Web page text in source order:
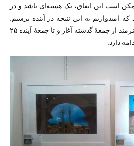
است این اتفاق، یک هسته‌ای باشد و در
امیدواریم به این نتیجه در آینده برسیم.
اولین گالری عکس این دو هنرمند از جمعهٔ گذشته آغاز و تا جمعهٔ آینده ۲۵
دارد.